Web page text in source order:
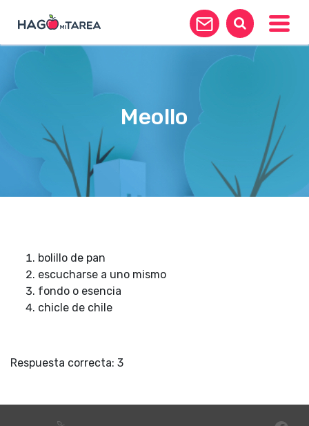
Meollo
bolillo de pan
escucharse a uno mismo
fondo o esencia
chicle de chile
Respuesta correcta: 3